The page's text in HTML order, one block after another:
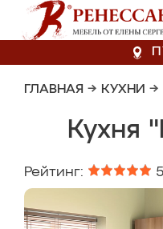
ГЛАВНАЯ → КУХНИ →
Кухня
Рейтинг: